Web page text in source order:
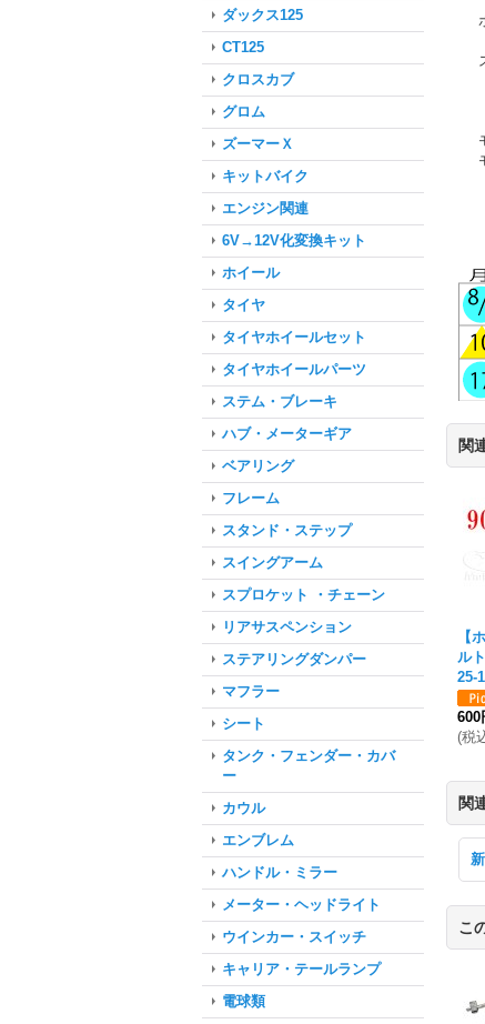
ダックス125
CT125
クロスカブ
グロム
ズーマーＸ
キットバイク
エンジン関連
6V→12V化変換キット
ホイール
タイヤ
タイヤホイールセット
タイヤホイールパーツ
ステム・ブレーキ
ハブ・メーターギア
ベアリング
フレーム
スタンド・ステップ
スイングアーム
スプロケット ・チェーン
リアサスペンション
ステアリングダンパー
マフラー
シート
タンク・フェンダー・カバ
ー
カウル
エンブレム
ハンドル・ミラー
メーター・ヘッドライト
ウインカー・スイッチ
キャリア・テールランプ
電球類
関
【
ル
25-
600
(税
関
こ